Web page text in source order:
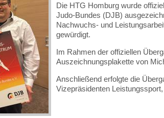
Die HTG Homburg wurde
Judo-Bundes (DJB)
Nachwuchs- und
gewürdigt.
Im Rahmen der offiziellen
Auszeichnungsplakette von
Anschließend erfolgte die
Vizepräsidenten